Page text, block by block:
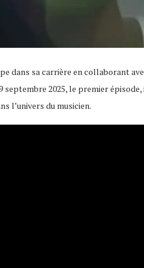
dans sa carrière en collaborant
2025, le premier
l’univers du musicien.